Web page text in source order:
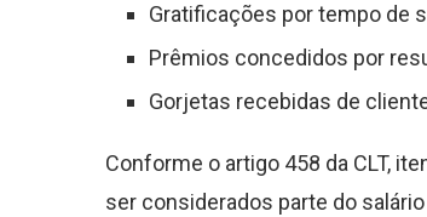
Gratificações por tempo de
Prêmios concedidos por
Gorjetas recebidas de
Conforme o artigo 458 da CLT,
ser considerados parte do